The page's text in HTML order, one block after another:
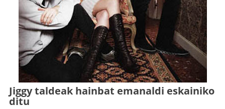
Jiggy taldeak hainbat emanaldi eskainiko
ditu